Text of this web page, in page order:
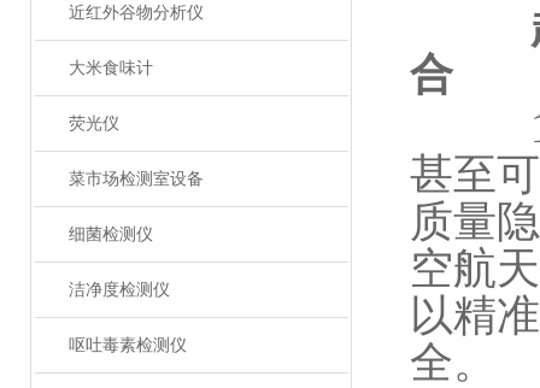
近红外谷物分析仪
大米食味计
荧光仪
菜市场检测室设备
细菌检测仪
洁净度检测仪
呕吐毒素检测仪
合
1.
甚至
质量
空航
以精
全。